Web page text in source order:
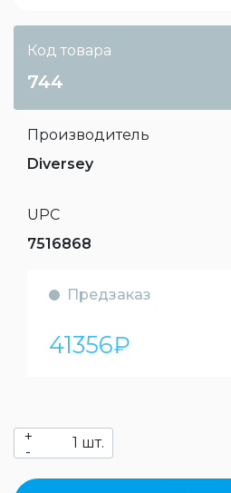
Код товара
744
Производитель
Diversey
UPC
7516868
Предзаказ
41356₽
+
-
шт.